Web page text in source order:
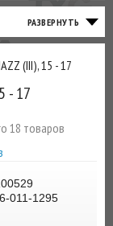
(III), 15 - 17
- 17
18 товаров
011-1295